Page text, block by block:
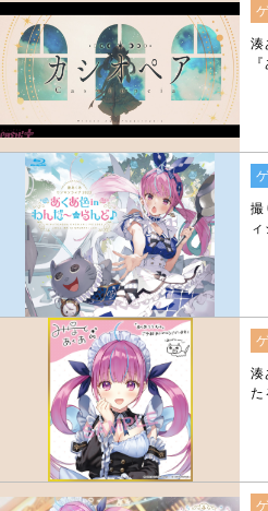
湊
撮
ィ
湊
た